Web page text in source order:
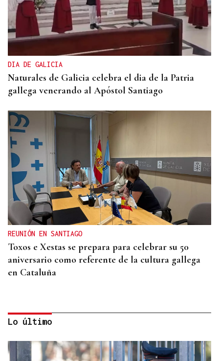
DIA DE GALICIA
Naturales de Galicia celebra el dia de la Patria
gallega venerando al Apóstol Santiago
REUNIÓN EN SANTIAGO
Toxos e Xestas se prepara para celebrar su 50
aniversario como referente de la cultura gallega
en Cataluña
Lo último